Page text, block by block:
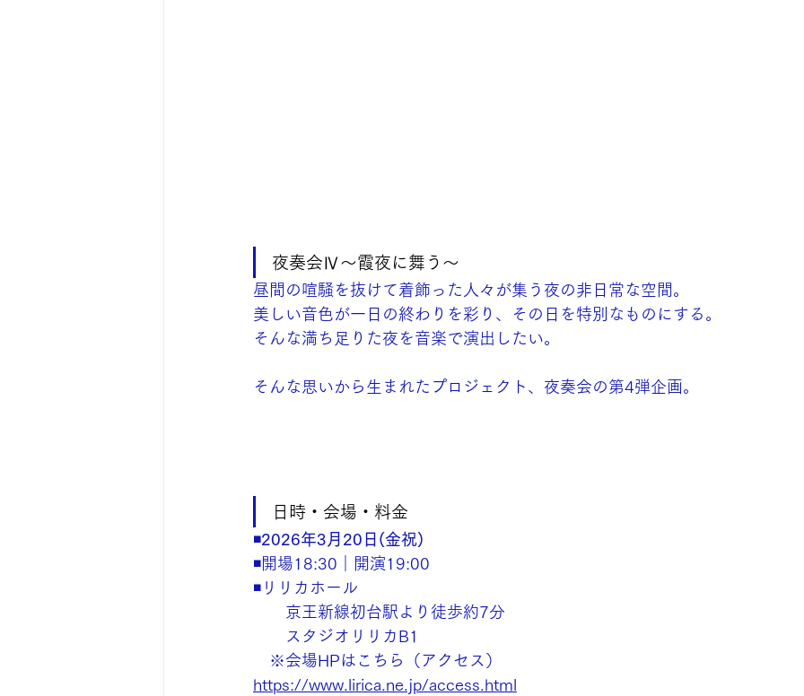
夜奏会Ⅳ〜霞夜に舞う〜
昼間の喧騒を抜けて着飾った人々が集う夜の非日常な空間。
美しい音色が一日の終わりを彩り、その日を特別なものにする。
そんな満ち足りた夜を音楽で演出したい。
そんな思いから生まれたプロジェクト、夜奏会の第4弾企画。
日時・会場・料金
◾️2026年3月20日(金祝)
◾️開場18:30｜開演19:00
◾️リリカホール
京王新線初台駅より徒歩約7分
スタジオリリカB1
※会場HPはこちら（アクセス）
https://www.lirica.ne.jp/access.html